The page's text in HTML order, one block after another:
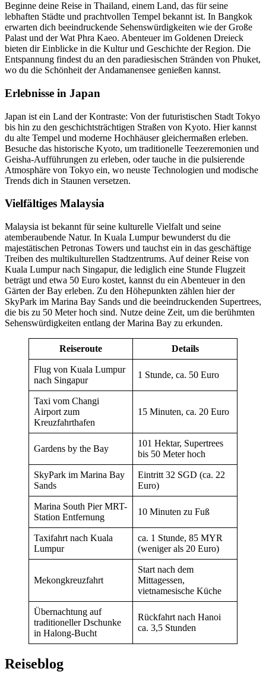
Beginne deine Reise in Thailand, einem Land, das für seine
lebhaften Städte und prachtvollen Tempel bekannt ist. In Bangkok
erwarten dich beeindruckende Sehenswürdigkeiten wie der Große
Palast und der Wat Phra Kaeo. Abenteuer im Goldenen Dreieck
bieten dir Einblicke in die Kultur und Geschichte der Region. Die
Entspannung findest du an den paradiesischen Stränden von Phuket,
wo du die Schönheit der Andamanensee genießen kannst.
Erlebnisse in Japan
Japan ist ein Land der Kontraste: Von der futuristischen Stadt Tokyo
bis hin zu den geschichtsträchtigen Straßen von Kyoto. Hier kannst
du alte Tempel und moderne Hochhäuser gleichermaßen erleben.
Besuche das historische Kyoto, um traditionelle Teezeremonien und
Geisha-Aufführungen zu erleben, oder tauche in die pulsierende
Atmosphäre von Tokyo ein, wo neuste Technologien und modische
Trends dich in Staunen versetzen.
Vielfältiges Malaysia
Malaysia ist bekannt für seine kulturelle Vielfalt und seine
atemberaubende Natur. In Kuala Lumpur bewunderst du die
majestätischen Petronas Towers und tauchst ein in das geschäftige
Treiben des multikulturellen Stadtzentrums. Auf deiner Reise von
Kuala Lumpur nach Singapur, die lediglich eine Stunde Flugzeit
beträgt und etwa 50 Euro kostet, kannst du ein Abenteuer in den
Gärten der Bay erleben. Zu den Höhepunkten zählen hier der
SkyPark im Marina Bay Sands und die beeindruckenden Supertrees,
die bis zu 50 Meter hoch sind. Nutze deine Zeit, um die berühmten
Sehenswürdigkeiten entlang der Marina Bay zu erkunden.
Reiseroute Details
Flug von Kuala Lumpur
nach Singapur
1 Stunde, ca. 50 Euro
Taxi vom Changi
Airport zum
Kreuzfahrthafen
15 Minuten, ca. 20 Euro
Gardens by the Bay
101 Hektar, Supertrees
bis 50 Meter hoch
SkyPark im Marina Bay
Sands
Eintritt 32 SGD (ca. 22
Euro)
Marina South Pier MRT-
Station Entfernung
10 Minuten zu Fuß
Taxifahrt nach Kuala
Lumpur
ca. 1 Stunde, 85 MYR
(weniger als 20 Euro)
Mekongkreuzfahrt
Start nach dem
Mittagessen,
vietnamesische Küche
Übernachtung auf
traditioneller Dschunke
in Halong-Bucht
Rückfahrt nach Hanoi
ca. 3,5 Stunden
Reiseblog